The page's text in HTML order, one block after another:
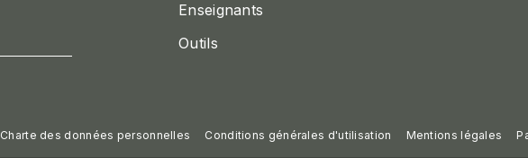
Enseignants
Outils
Charte des données personnelles Conditions générales d'utilisation Mentions légales